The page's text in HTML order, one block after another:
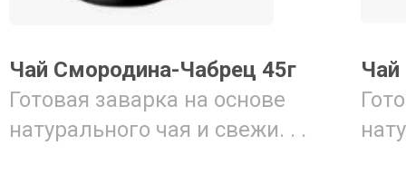
Чай Смородина-Чабрец 45г
Готовая заварка на основе
натурального чая и свежи. . .
Чай